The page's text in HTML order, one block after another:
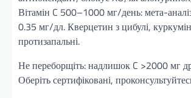
Вітамін C 500–1000 мг/день: мета-
0.35 мг/дл. Кверцетин з цибулі,
протизапальні.
Не переборщіть: надлишок C >2000 мг
Оберіть сертифіковані,